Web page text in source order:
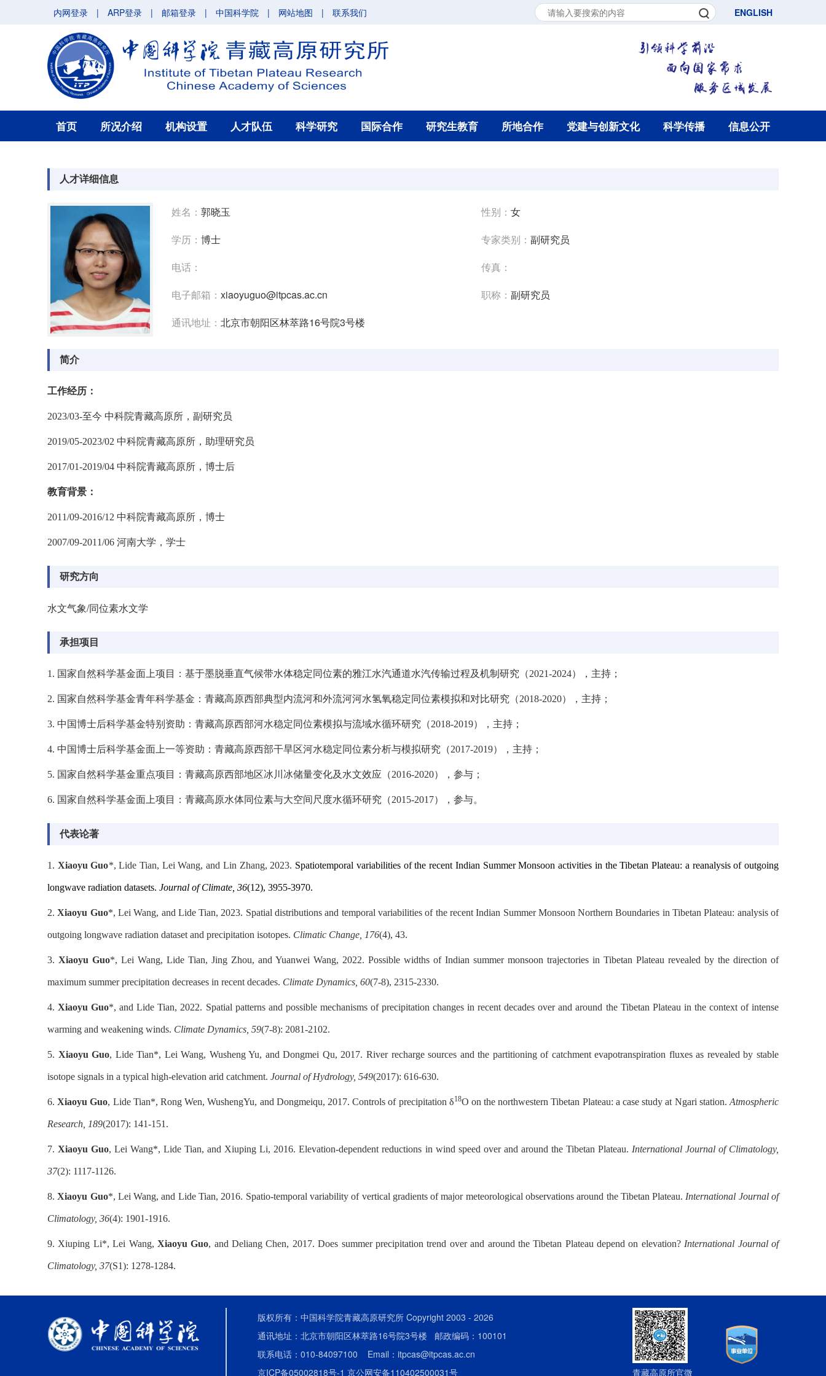
内网登录 | ARP登录 | 邮箱登录 | 中国科学院 | 网站地图 | 联系我们 ENGLISH
首页 所况介绍 机构设置 人才队伍 科学研究 国际合作 研究生教育 所地合作 党建与创新文化 科学传播 信息公开
人才详细信息
姓名： 郭晓玉 性别： 女
学历： 博士 专家类别： 副研究员
电话：
传真：
电子邮箱： xiaoyuguo@itpcas.ac.cn 职称： 副研究员
通讯地址： 北京市朝阳区林萃路16号院3号楼
简介
工作经历：
2023/03-至今 中科院青藏高原所，副研究员
2019/05-2023/02 中科院青藏高原所，助理研究员
2017/01-2019/04 中科院青藏高原所，博士后
教育背景：
2011/09-2016/12 中科院青藏高原所，博士
2007/09-2011/06 河南大学，学士
研究方向
水文气象/同位素水文学
承担项目
1. 国家自然科学基金面上项目：基于墨脱垂直气候带水体稳定同位素的雅江水汽通道水汽传输过程及机制研究（2021-2024），主持；
2. 国家自然科学基金青年科学基金：青藏高原西部典型内流河和外流河河水氢氧稳定同位素模拟和对比研究（2018-2020），主持；
3. 中国博士后科学基金特别资助：青藏高原西部河水稳定同位素模拟与流域水循环研究（2018-2019），主持；
4. 中国博士后科学基金面上一等资助：青藏高原西部干旱区河水稳定同位素分析与模拟研究（2017-2019），主持；
5. 国家自然科学基金重点项目：青藏高原西部地区冰川冰储量变化及水文效应（2016-2020），参与；
6. 国家自然科学基金面上项目：青藏高原水体同位素与大空间尺度水循环研究（2015-2017），参与。
代表论著
1. Xiaoyu Guo*, Lide Tian, Lei Wang, and Lin Zhang, 2023. Spatiotemporal variabilities of the recent Indian Summer Monsoon activities in the Tibetan Plateau: a reanalysis of outgoing
longwave radiation datasets. Journal of Climate, 36(12), 3955-3970.
2. Xiaoyu Guo*, Lei Wang, and Lide Tian, 2023. Spatial distributions and temporal variabilities of the recent Indian Summer Monsoon Northern Boundaries in Tibetan Plateau: analysis of
outgoing longwave radiation dataset and precipitation isotopes. Climatic Change, 176(4), 43.
3. Xiaoyu Guo*, Lei Wang, Lide Tian, Jing Zhou, and Yuanwei Wang, 2022. Possible widths of Indian summer monsoon trajectories in Tibetan Plateau revealed by the direction of
maximum summer precipitation decreases in recent decades. Climate Dynamics, 60(7-8), 2315-2330.
4.Xiaoyu Guo*, and Lide Tian, 2022. Spatial patterns and possible mechanisms of precipitation changes in recent decades over and around the Tibetan Plateau in the context of intense
warming and weakening winds. Climate Dynamics, 59(7-8): 2081-2102.
5. Xiaoyu Guo, Lide Tian*, Lei Wang, Wusheng Yu, and Dongmei Qu, 2017. River recharge sources and the partitioning of catchment evapotranspiration fluxes as revealed by stable
isotope signals in a typical high-elevation arid catchment. Journal of Hydrology, 549(2017): 616-630.
6.Xiaoyu Guo, Lide Tian*, Rong Wen, WushengYu, and Dongmeiqu, 2017. Controls of precipitation δ18O on the northwestern Tibetan Plateau: a case study at Ngari station.Atmospheric
Research, 189(2017): 141-151.
7.Xiaoyu Guo, Lei Wang*, Lide Tian, and Xiuping Li, 2016. Elevation-dependent reductions in wind speed over and around the Tibetan Plateau. International Journal of Climatology,
37(2): 1117-1126.
8.Xiaoyu Guo*, Lei Wang, and Lide Tian, 2016. Spatio-temporal variability of vertical gradients of major meteorological observations around the Tibetan Plateau. International Journal of
Climatology, 36(4): 1901-1916.
9. Xiuping Li*, Lei Wang, Xiaoyu Guo, and Deliang Chen, 2017. Does summer precipitation trend over and around the Tibetan Plateau depend on elevation? International Journal of
Climatology, 37(S1): 1278-1284.
版权所有：中国科学院青藏高原研究所 Copyright 2003 - 2026
通讯地址：北京市朝阳区林萃路16号院3号楼 邮政编码：100101
联系电话：010-84097100 Email：itpcas@itpcas.ac.cn
京ICP备05002818号-1 京公网安备110402500031号 青藏高原所官微